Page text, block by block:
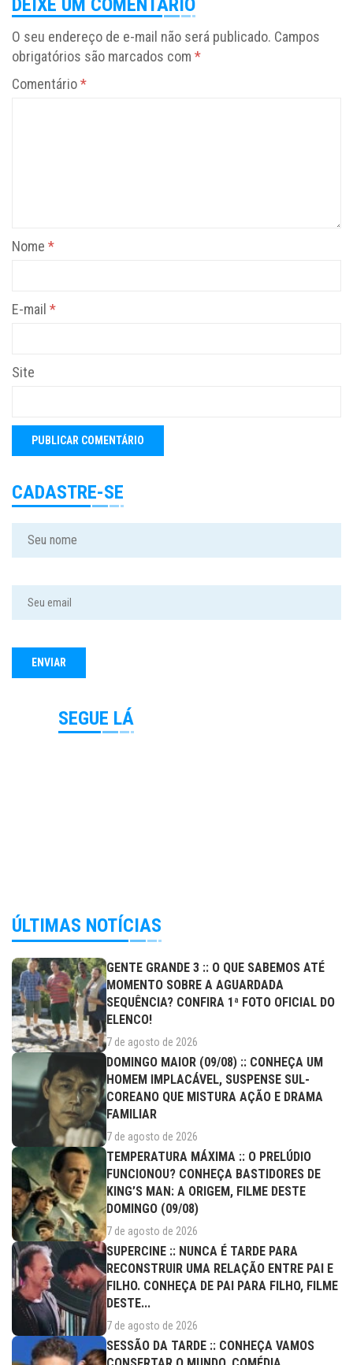
DEIXE UM COMENTÁRIO
O seu endereço de e-mail não será publicado. Campos
obrigatórios são marcados com *
Comentário*
Nome *
E-mail *
Site
CADASTRE-SE
SEGUE LÁ
ÚLTIMAS NOTÍCIAS
GENTE GRANDE 3 :: O QUE SABEMOS ATÉ
MOMENTO SOBRE A AGUARDADA
SEQUÊNCIA? CONFIRA 1ª FOTO OFICIAL DO
ELENCO!
7 de agosto de 2026
DOMINGO MAIOR (09/08) :: CONHEÇA UM
HOMEM IMPLACÁVEL, SUSPENSE SUL-
COREANO QUE MISTURA AÇÃO E DRAMA
FAMILIAR
7 de agosto de 2026
TEMPERATURA MÁXIMA :: O PRELÚDIO
FUNCIONOU? CONHEÇA BASTIDORES DE
KING’S MAN: A ORIGEM, FILME DESTE
DOMINGO (09/08)
7 de agosto de 2026
SUPERCINE :: NUNCA É TARDE PARA
RECONSTRUIR UMA RELAÇÃO ENTRE PAI E
FILHO. CONHEÇA DE PAI PARA FILHO, FILME
DESTE...
7 de agosto de 2026
SESSÃO DA TARDE :: CONHEÇA VAMOS